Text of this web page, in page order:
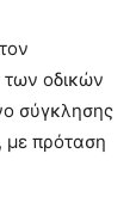
των οδικών
σύγκλησης
με πρόταση